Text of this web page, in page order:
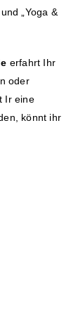
„Yoga &
erfahrt Ihr
oder
Ir eine
könnt ihr